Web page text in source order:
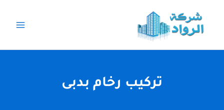
المحتوى
تركيب رخام بدبى